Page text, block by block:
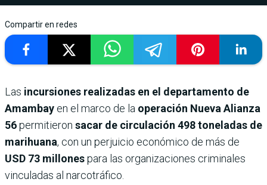
Compartir en redes
Las incursiones realizadas en el departamento de
Amambay en el marco de la operación Nueva Alianza
56permitieron sacar de circulación 498 toneladas de
marihuana, con un perjuicio económico de más de
USD 73 millonespara las organizaciones criminales
vinculadas al narcotráfico.